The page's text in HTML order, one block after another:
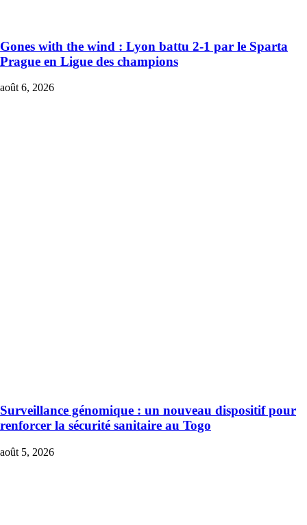
Gones with the wind : Lyon battu 2-1 par le Sparta
Prague en Ligue des champions
août 6, 2026
Surveillance génomique : un nouveau dispositif pour
renforcer la sécurité sanitaire au Togo
août 5, 2026